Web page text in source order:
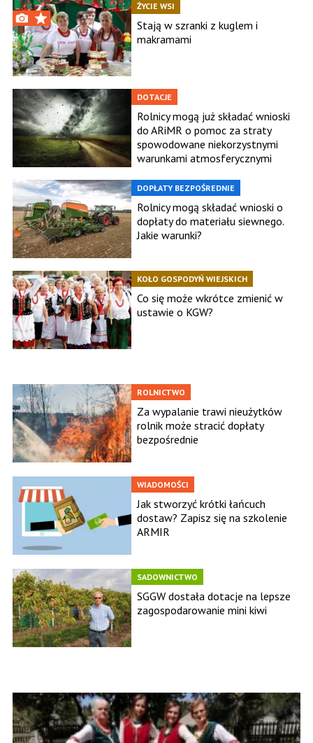
ŻYCIE WSI
Stają w szranki z kuglem i
makramami
DOTACJE
Rolnicy mogą już składać wnioski
do ARiMR o pomoc za straty
spowodowane niekorzystnymi
warunkami atmosferycznymi
DOPŁATY BEZPOŚREDNIE
Rolnicy mogą składać wnioski o
dopłaty do materiału siewnego.
Jakie warunki?
KOŁO GOSPODYŃ WIEJSKICH
Co się może wkrótce zmienić w
ustawie o KGW?
ROLNICTWO
Za wypalanie trawi nieużytków
rolnik może stracić dopłaty
bezpośrednie
WIADOMOŚCI
Jak stworzyć krótki łańcuch
dostaw? Zapisz się na szkolenie
ARMIR
SADOWNICTWO
SGGW dostała dotacje na lepsze
zagospodarowanie mini kiwi